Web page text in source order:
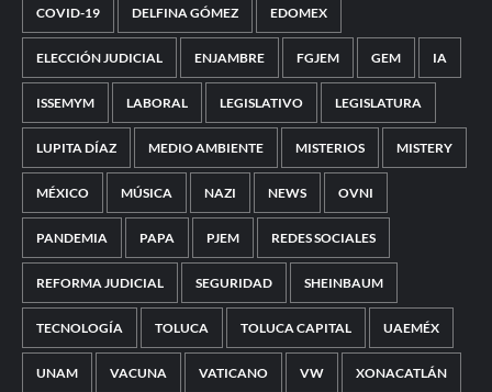
COVID-19 DELFINA GÓMEZ EDOMEX
ELECCIÓN JUDICIAL ENJAMBRE FGJEM GEM IA
ISSEMYM LABORAL LEGISLATIVO LEGISLATURA
LUPITA DÍAZ MEDIO AMBIENTE MISTERIOS MISTERY
MÉXICO MÚSICA NAZI NEWS OVNI
PANDEMIA PAPA PJEM REDES SOCIALES
REFORMA JUDICIAL SEGURIDAD SHEINBAUM
TECNOLOGÍA TOLUCA TOLUCA CAPITAL UAEMÉX
UNAM VACUNA VATICANO VW XONACATLÁN